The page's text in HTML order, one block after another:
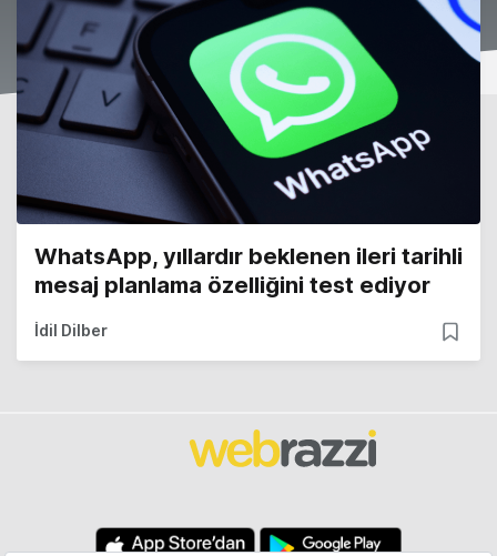
WhatsApp, yıllardır beklenen ileri tarihli
mesaj planlama özelliğini test ediyor
İdil Dilber